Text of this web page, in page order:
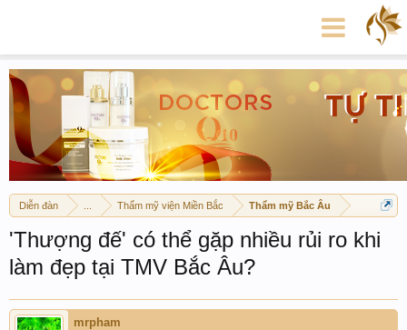
Diễn đàn Thẩm mỹ viện Miền Bắc Thẩm mỹ Bắc Âu
'Thượng đế' có thể gặp nhiều rủi ro khi
làm đẹp tại TMV Bắc Âu?
mrpham